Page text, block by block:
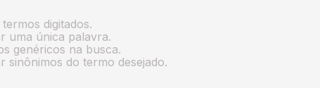
digitados.
uma única palavra.
genéricos na busca.
sinônimos do termo desejado.